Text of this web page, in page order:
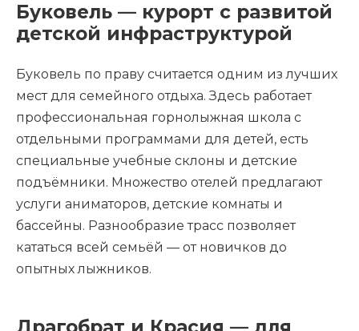
Буковель — курорт с развитой
детской инфраструктурой
Буковель по праву считается одним из лучших
мест для семейного отдыха. Здесь работает
профессиональная горнолыжная школа с
отдельными программами для детей, есть
специальные учебные склоны и детские
подъёмники. Множество отелей предлагают
услуги аниматоров, детские комнаты и
бассейны. Разнообразие трасс позволяет
кататься всей семьёй — от новичков до
опытных лыжников.